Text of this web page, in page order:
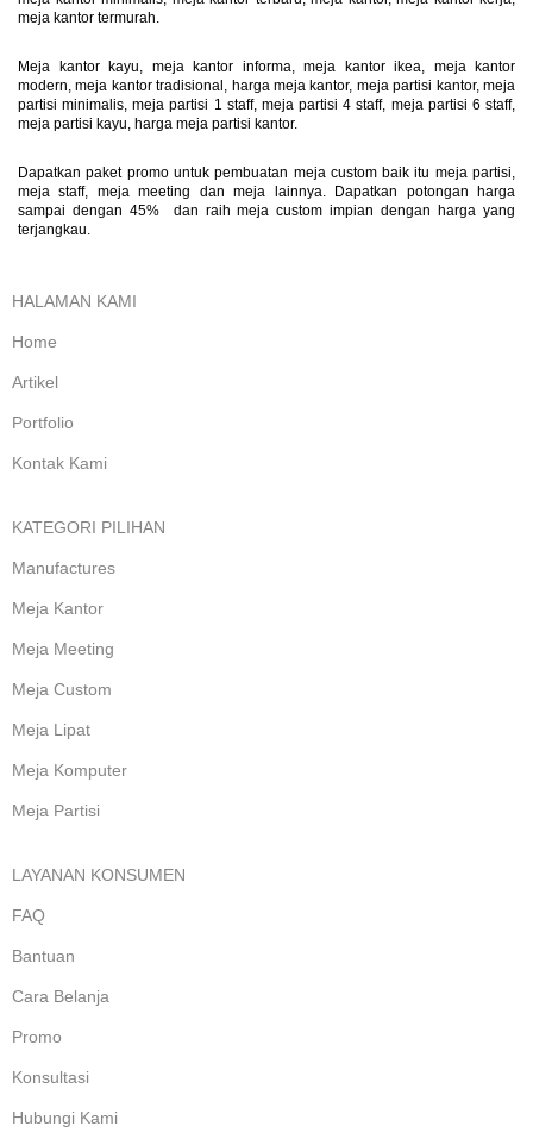
meja kantor termurah.
Meja kantor kayu, meja kantor informa, meja kantor ikea, meja kantor
modern, meja kantor tradisional, harga meja kantor, meja partisi kantor, meja
partisi minimalis, meja partisi 1 staff, meja partisi 4 staff, meja partisi 6 staff,
meja partisi kayu, harga meja partisi kantor.
Dapatkan paket promo untuk pembuatan meja custom baik itu meja partisi,
meja staff, meja meeting dan meja lainnya. Dapatkan potongan harga
sampai dengan 45% dan raih meja custom impian dengan harga yang
terjangkau.
HALAMAN KAMI
Home
Artikel
Portfolio
Kontak Kami
KATEGORI PILIHAN
Manufactures
Meja Kantor
Meja Meeting
Meja Custom
Meja Lipat
Meja Komputer
Meja Partisi
LAYANAN KONSUMEN
FAQ
Bantuan
Cara Belanja
Promo
Konsultasi
Hubungi Kami